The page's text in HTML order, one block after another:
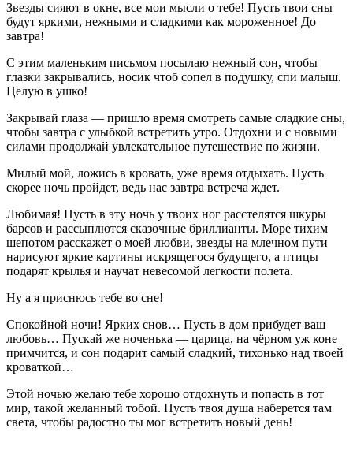
Звезды сияют в окне, все мои мысли о тебе! Пусть твои сны
будут яркими, нежными и сладкими как мороженное! До
завтра!
С этим маленьким письмом посылаю нежный сон, чтобы
глазки закрывались, носик чтоб сопел в подушку, спи малыш.
Целую в ушко!
Закрывай глаза — пришло время смотреть самые сладкие сны,
чтобы завтра с улыбкой встретить утро. Отдохни и с новыми
силами продолжай увлекательное путешествие по жизни.
Милый мой, ложись в кровать, уже время отдыхать. Пусть
скорее ночь пройдет, ведь нас завтра встреча ждет.
Любимая! Пусть в эту ночь у твоих ног расстелятся шкуры
барсов и рассыплются сказочные бриллианты. Море тихим
шепотом расскажет о моей любви, звезды на млечном пути
нарисуют яркие картины искрящегося будущего, а птицы
подарят крылья и научат невесомой легкости полета.
Ну а я приснюсь тебе во сне!
Спокойной ночи! Ярких снов… Пусть в дом прибудет ваш
любовь… Пускай же ноченька — царица, на чёрном уж коне
примчится, и сон подарит самый сладкий, тихонько над твоей
кроваткой…
Этой ночью желаю тебе хорошо отдохнуть и попасть в тот
мир, такой желанный тобой. Пусть твоя душа наберется там
света, чтобы радостно ты мог встретить новый день!